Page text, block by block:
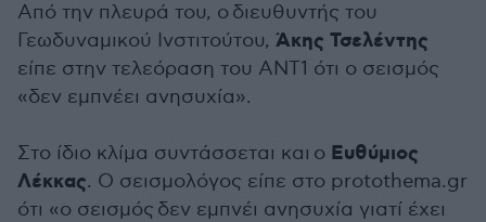
Από την πλευρά του, οδιευθυντής του
Γεωδυναμικού Ινστιτούτου, Άκης Τσελέντης
είπε στην τελεόραση του ΑΝΤ1 ότι ο σεισμός
«δεν εμπνέει ανησυχία».
Στο ίδιο κλίμα συντάσσεται και ο Ευθύμιος
Λέκκας. Ο σεισμολόγος είπε στο protothema.gr
ότι «ο σεισμός δεν εμπνέι ανησυχία γιατί έχει